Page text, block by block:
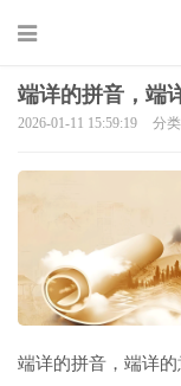
端详的拼音，端
2026-01-11 15:59:19 分类
端详的拼音，端详的